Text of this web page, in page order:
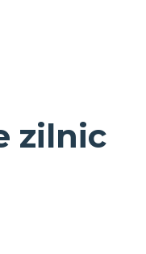
zilnic